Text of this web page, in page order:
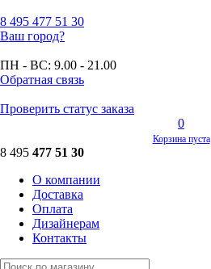
8 495 477 51 30
Ваш город?
ПН - ВС: 9.00 - 21.00
Обратная связь
Проверить статус заказа
0
Корзина пуста
8 495 477 51 30
О компании
Доставка
Оплата
Дизайнерам
Контакты